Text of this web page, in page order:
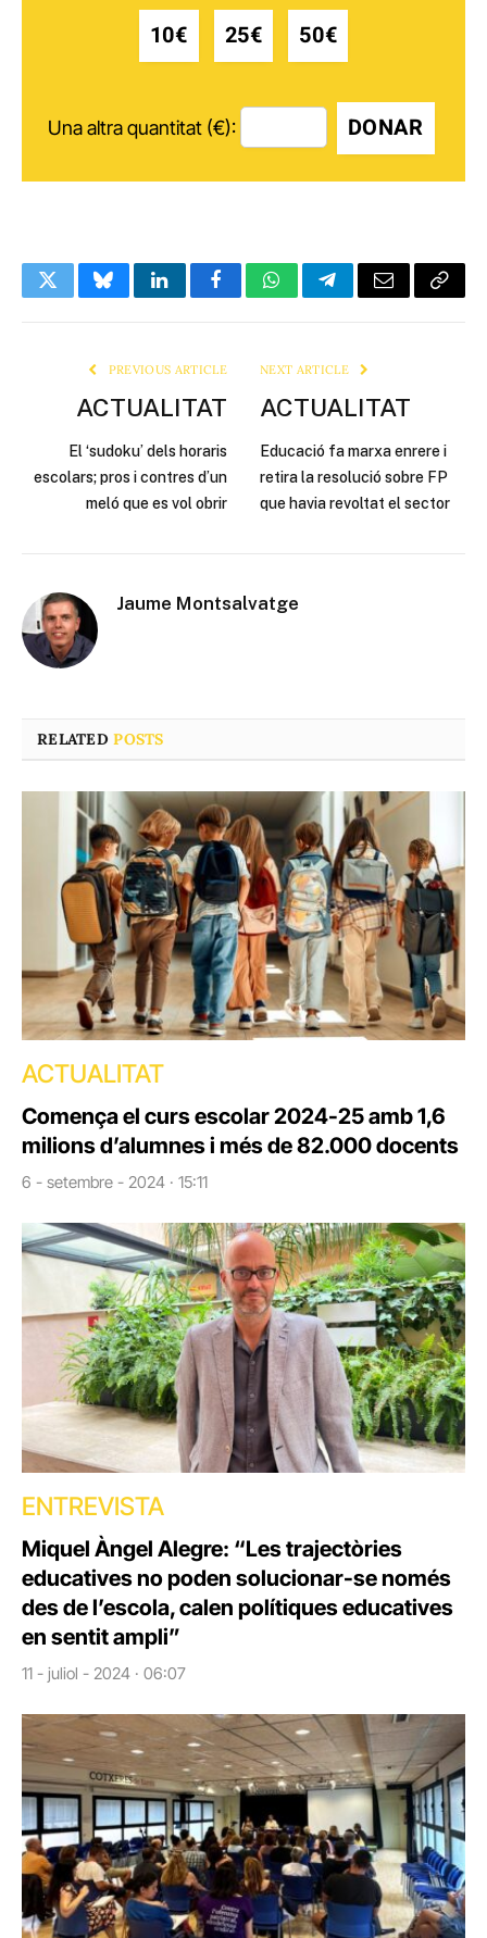
10€ 25€ 50€
Una altra quantitat (€): DONAR
TwitterBlueskyLinkedInFacebookWhatsAppTelegramEmail Copy
PREVIOUS ARTICLE
ACTUALITAT
El ‘sudoku’ dels horaris
escolars; pros i contres d’un
meló que es vol obrir
NEXT ARTICLE
ACTUALITAT
Educació fa marxa enrere i
retira la resolució sobre FP
que havia revoltat el sector
Jaume Montsalvatge
RELATEDPOSTS
ACTUALITAT
Comença el curs escolar 2024-25 amb 1,6
milions d’alumnes i més de 82.000 docents
6 - setembre - 2024 · 15:11
ENTREVISTA
Miquel Àngel Alegre: “Les trajectòries
educatives no poden solucionar-se només
des de l’escola, calen polítiques educatives
en sentit ampli”
11 - juliol - 2024 · 06:07